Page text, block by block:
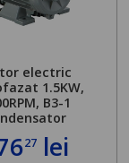
electric
1.5KW,
B3-1
27 lei